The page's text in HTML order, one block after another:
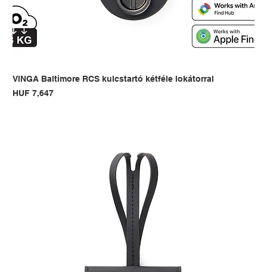
VINGA Baltimore RCS kulcstartó kétféle lokátorral
Price
HUF 7,647